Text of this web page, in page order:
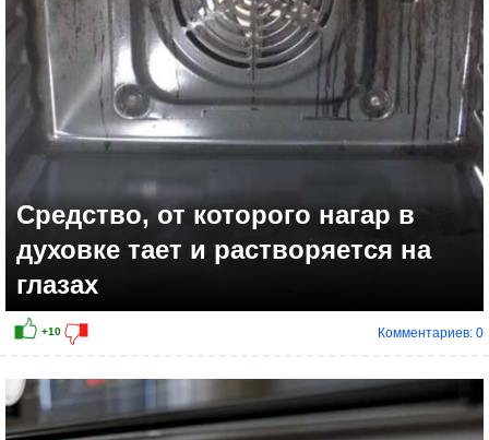
+11
Средство, от которого нагар в
духовке тает и растворяется на
глазах
Комментариев: 0